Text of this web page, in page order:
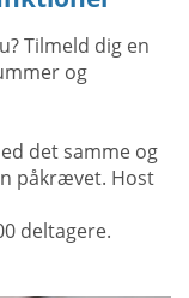
Tilmeld dig en
og
det samme og
påkrævet. Host
deltagere.